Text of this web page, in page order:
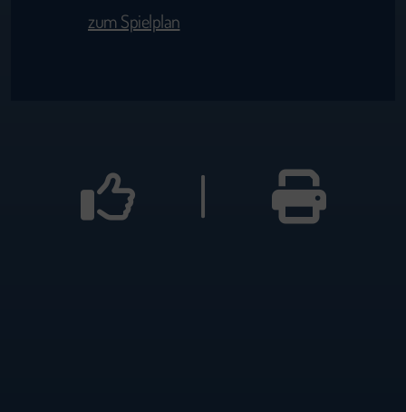
zum Spielplan
|